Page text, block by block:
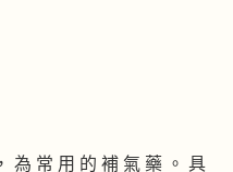
為 常 用 的 補 氣 藥 。 具